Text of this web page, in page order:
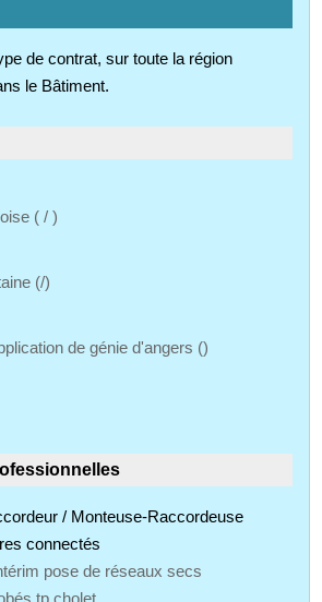
de contrat, sur toute la région
le Bâtiment.
( / )
(/)
de génie d'angers ()
/ Monteuse-Raccordeuse
connectés
pose de réseaux secs
tp cholet